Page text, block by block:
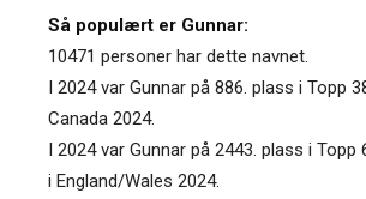
Så populært er Gunnar:
10471 personer har dette navnet.
I 2024 var Gunnar på 886. plass i Topp
Canada 2024.
I 2024 var Gunnar på 2443. plass i Topp
i England/Wales 2024.